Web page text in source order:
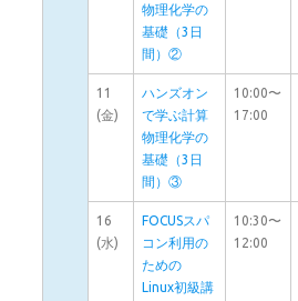
物理化学の
基礎（3日
間）②
11
(金)
ハンズオン
で学ぶ計算
物理化学の
基礎（3日
間）③
10:00〜
17:00
16
(水)
FOCUSスパ
コン利用の
ための
Linux初級講
10:30〜
12:00